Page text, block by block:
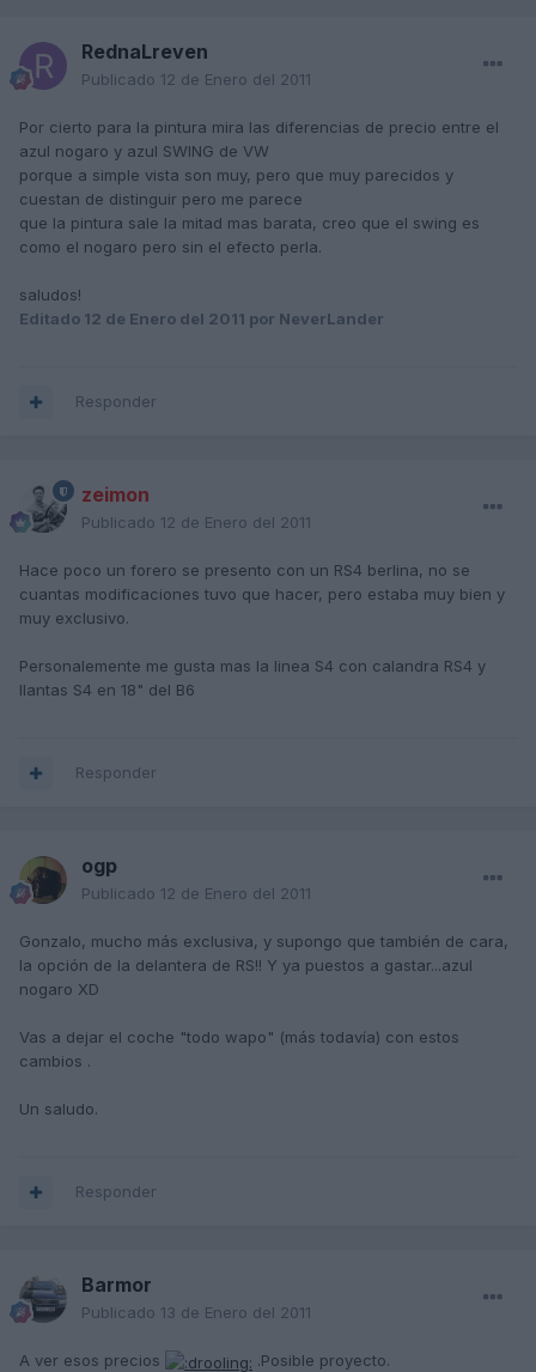
RednaLreven
Publicado 12 de Enero del 2011
Por cierto para la pintura mira las diferencias de precio entre el
azul nogaro y azul SWING de VW
porque a simple vista son muy, pero que muy parecidos y
cuestan de distinguir pero me parece
que la pintura sale la mitad mas barata, creo que el swing es
como el nogaro pero sin el efecto perla.
saludos!
Editado 12 de Enero del 2011 por NeverLander
Responder
zeimon
Publicado 12 de Enero del 2011
Hace poco un forero se presento con un RS4 berlina, no se
cuantas modificaciones tuvo que hacer, pero estaba muy bien y
muy exclusivo.
Personalemente me gusta mas la linea S4 con calandra RS4 y
llantas S4 en 18" del B6
Responder
ogp
Publicado 12 de Enero del 2011
Gonzalo, mucho más exclusiva, y supongo que también de cara,
la opción de la delantera de RS!! Y ya puestos a gastar...azul
nogaro XD
Vas a dejar el coche "todo wapo" (más todavía) con estos
cambios .
Un saludo.
Responder
Barmor
Publicado 13 de Enero del 2011
A ver esos precios .Posible proyecto.